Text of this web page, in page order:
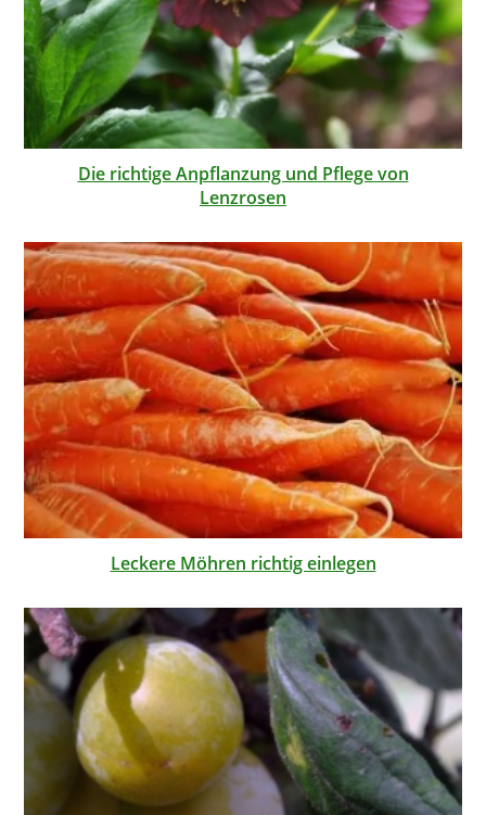
Die richtige Anpflanzung und Pflege von
Lenzrosen
Leckere Möhren richtig einlegen